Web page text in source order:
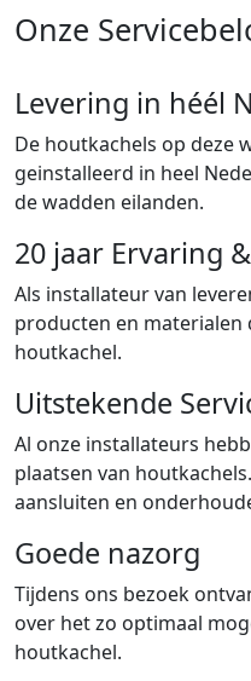
Onze
Levering in héél
De houtkachels op deze
geinstalleerd in heel
de wadden eilanden.
20 jaar Ervaring
Als installateur van
producten en materialen
houtkachel.
Uitstekende
Al onze installateurs
plaatsen van
aansluiten en
Goede nazorg
Tijdens ons bezoek
over het zo optimaal
houtkachel.